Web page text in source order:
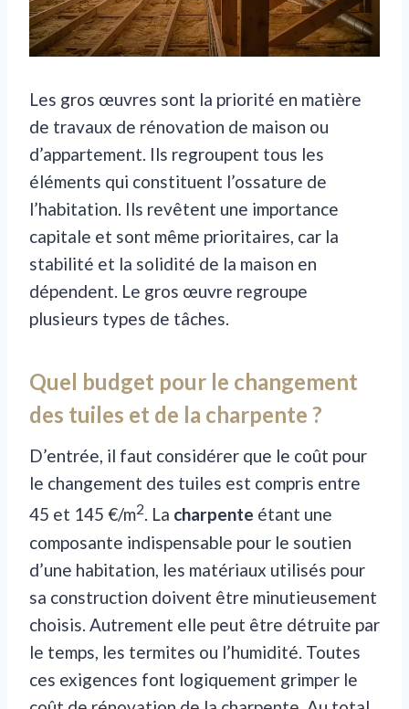
Les gros œuvres sont la priorité en matière
de travaux de rénovation de maison ou
d’appartement. Ils regroupent tous les
éléments qui constituent l’ossature de
l’habitation. Ils revêtent une importance
capitale et sont même prioritaires, car la
stabilité et la solidité de la maison en
dépendent. Le gros œuvre regroupe
plusieurs types de tâches.
Quel budget pour le changement
des tuiles et de la charpente ?
D’entrée, il faut considérer que le coût pour
le changement des tuiles est compris entre
45 et 145 €/m2. La charpente étant une
composante indispensable pour le soutien
d’une habitation, les matériaux utilisés pour
sa construction doivent être minutieusement
choisis. Autrement elle peut être détruite par
le temps, les termites ou l’humidité. Toutes
ces exigences font logiquement grimper le